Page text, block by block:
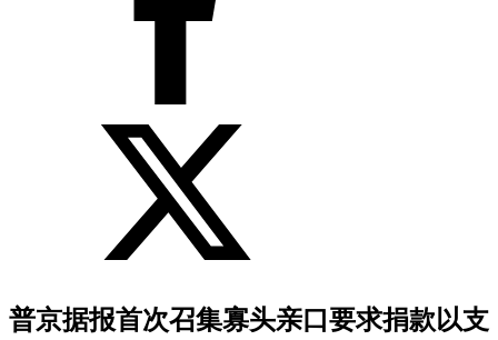
普京据报首次召集寡头亲口要求捐款以支